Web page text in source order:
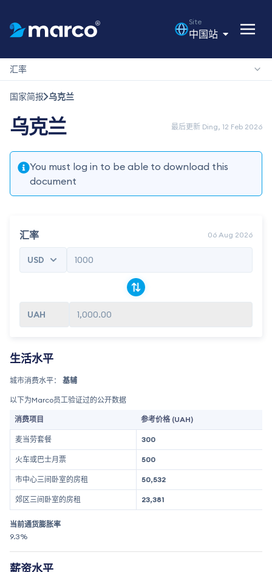
Site
中国站
汇率
国家简报 乌克兰
乌克兰 最后更新 Ding, 12 Feb 2026
You must log in to be able to download this
document
汇率 06 Aug 2026
1,000.00
生活水平
城市消费水平： 基辅
以下为Marco员工验证过的公开数据
消费项目 参考价格 (UAH)
麦当劳套餐 300
火车或巴士月票 500
市中心三间卧室的房租 50,532
郊区三间卧室的房租 23,381
当前通货膨胀率
9.3%
薪资水平